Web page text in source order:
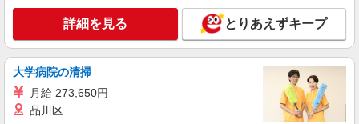
スマホ携帯販売【エーユー】
時給 未経験1400円〜 時給 経験者1500円〜 ※
残業代支給 ★交通費別途支給（規定あり） ゜
+゜・。○。・゜+゜・。○。・゜+゜ 入社祝い金10
有）★ ゜・。○。・゜+゜・。○。・゜+゜
熊本県下の家電量販店 ※週単位で勤務地が変
詳細を見る
詳細を見る とりあえずキープ
大学病院の清掃
月給 273,650円
品川区